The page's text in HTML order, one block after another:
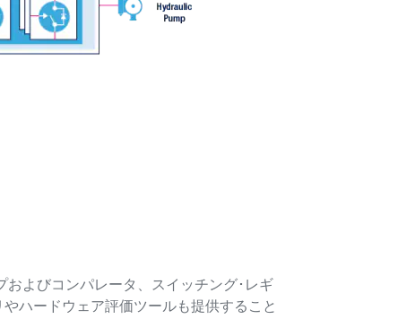
よびコンパレータ、スイッチング･レギ
ハードウェア評価ツールも提供すること